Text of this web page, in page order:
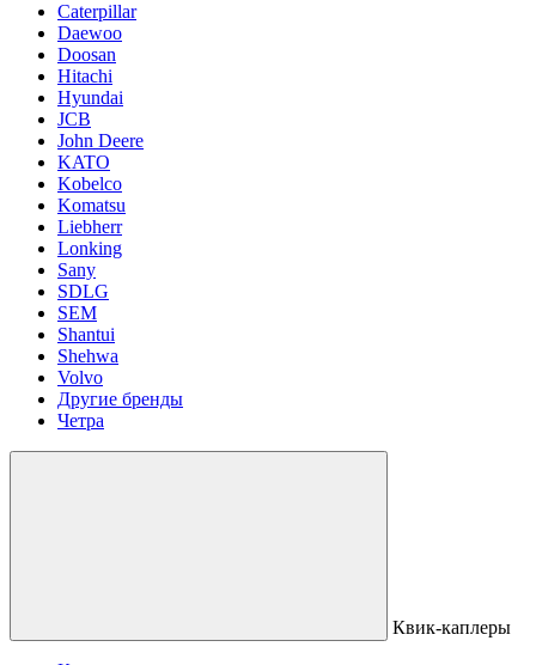
Caterpillar
Daewoo
Doosan
Hitachi
Hyundai
JCB
John Deere
KATO
Kobelco
Komatsu
Liebherr
Lonking
Sany
SDLG
SEM
Shantui
Shehwa
Volvo
Другие бренды
Четра
Квик-каплеры